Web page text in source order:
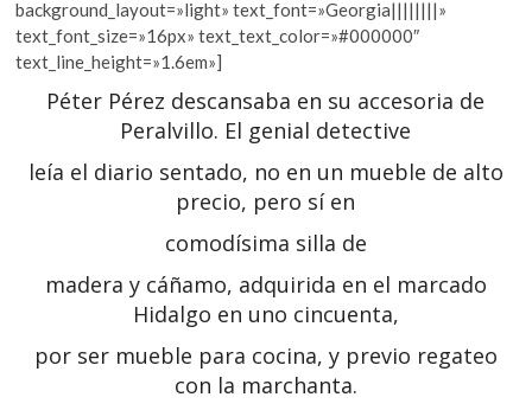
background_layout=»light» text_font=»Georgia||||||||»
text_font_size=»16px» text_text_color=»#000000″
text_line_height=»1.6em»]
Péter Pérez descansaba en su accesoria de
Peralvillo. El genial detective
leía el diario sentado, no en un mueble de alto
precio, pero sí en
comodísima silla de
madera y cáñamo, adquirida en el marcado
Hidalgo en uno cincuenta,
por ser mueble para cocina, y previo regateo
con la marchanta.